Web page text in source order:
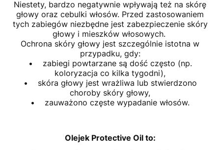
Niestety, bardzo negatywnie wpływają też na skórę
głowy oraz cebulki włosów. Przed zastosowaniem
tych zabiegów niezbędne jest zabezpieczenie skóry
głowy i mieszków włosowych.
Ochrona skóry głowy jest szczególnie istotna w
przypadku, gdy:
• zabiegi powtarzane są dość często (np.
koloryzacja co kilka tygodni),
• skóra głowy jest wrażliwa lub stwierdzono
choroby skóry głowy,
• zauważono częste wypadanie włosów.
Olejek Protective Oil to: